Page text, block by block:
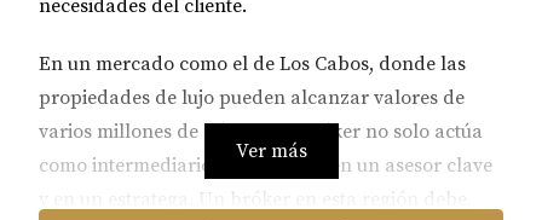
necesidades del cliente.
En un mercado como el de Los Cabos, donde las
propiedades de lujo pueden alcanzar valores de
varios millones de dólares, el bróker no solo actúa
como intermediario; se convierte en un asesor clave
y en un estratega. Un bróker en esta región debe
Ver más